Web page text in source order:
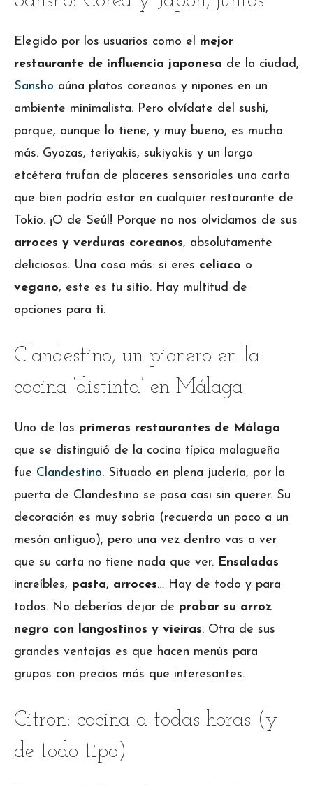
Elegido por los usuarios como el mejor
restaurante de influencia japonesa de la ciudad,
Sansho aúna platos coreanos y nipones en un
ambiente minimalista. Pero olvídate del sushi,
porque, aunque lo tiene, y muy bueno, es mucho
más. Gyozas, teriyakis, sukiyakis y un largo
etcétera trufan de placeres sensoriales una carta
que bien podría estar en cualquier restaurante de
Tokio. ¡O de Seúl! Porque no nos olvidamos de sus
arroces y verduras coreanos, absolutamente
deliciosos. Una cosa más: si eres celiaco o
vegano, este es tu sitio. Hay multitud de
opciones para ti.
Clandestino, un pionero en la
cocina ‘distinta’ en Málaga
Uno de los primeros restaurantes de Málaga
que se distinguió de la cocina típica malagueña
fue Clandestino. Situado en plena judería, por la
puerta de Clandestino se pasa casi sin querer. Su
decoración es muy sobria (recuerda un poco a un
mesón antiguo), pero una vez dentro vas a ver
que su carta no tiene nada que ver. Ensaladas
increíbles, pasta, arroces… Hay de todo y para
todos. No deberías dejar de probar su arroz
negro con langostinos y vieiras. Otra de sus
grandes ventajas es que hacen menús para
grupos con precios más que interesantes.
Citron: cocina a todas horas (y
de todo tipo)